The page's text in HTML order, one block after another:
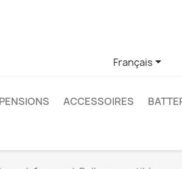
Français
ACCESSOIRES